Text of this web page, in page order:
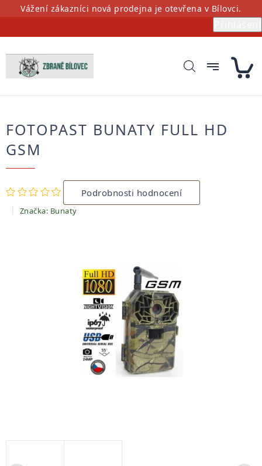
PřejítVážení zákazníci nová prodejna je otevřena v Bílovci.
FOTOPAST BUNATY FULL HD
GSM
Průměrné
hodnocení
produktu
je
Podrobnosti hodnocení
Značka: Bunaty